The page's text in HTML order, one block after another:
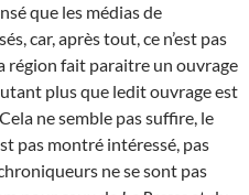
que les médias de
car, après tout, ce n’est pas
région fait paraitre un ouvrage
plus que ledit ouvrage est
ne semble pas suffire, le
pas montré intéressé, pas
ne se sont pas